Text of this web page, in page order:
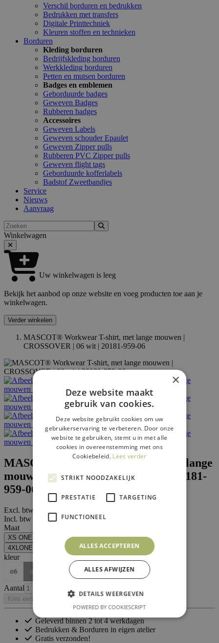
Verschil borduren en bedrukken
Bedrukken met transfers
Digitale Printtechniek
Kleuren stoffen en technieken
Borduren
Kleding borduren
Bedrijfskleding borduren
Werkkleding borduren
Petten en mutsen borduren
Badges en emblemen
Geborduurde badges
Geweven Badges
Rubberen badges
Accessoires
Geweven Labels
Geweven schouder Epaulet
Geweven Zipper pulls
Rubberen PVC Zipper pulls
Geweven flight tags
Geborduurde kofferlabels
Badstof Zweetbandjes
Service
Nieuws
Aanvraag
Zoeken
Winkelwagen
Uw winkelwagen is leeg
Bekijk het aanbod op onze website en voeg producten toe aan je
winkelwagen.
Verder winkelen
MASCOT® Workwear T-shirt, met lange mouwen |
CROSSOVER | 06 wit | 20181-959-06
MASCOT® Workwear T-shirt, met lange
mouwen | CROSSOVER | 06 wit | 20181-
959-06
Excl. btw vanaf:
Incl. btw vanaf:€ 36,24
Maat
XS ONE M ONE L ONE XL ONE
4XLONE
5XLONE 3XLONE 6XLONE
kleur
Aantal
Kies een optie
Geleverd binnen 2 tot 4 werkdagen
Bedrukken & Borduren in eigen atelier
Gratis verzonden!
×
Deze website maakt
gebruik van cookies.
Deze website gebruikt cookies om uw
gebruikerservaring te verbeteren. Door onze
website te gebruiken, stemt u in met alle
cookies in overeenstemming met ons
Cookiebeleid. Lees verder
STRIKT NOODZAKELIJK
PRESTATIE TARGETING
FUNCTIONEEL
ALLES ACCEPTEREN
ALLES AFWIJZEN
DETAILS WEERGEVEN
POWERED BY COOKIESCRIPT